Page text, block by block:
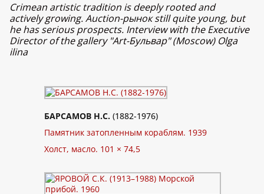
Crimean artistic tradition is deeply rooted and
actively growing. Auction-рынок still quite young, but
he has serious prospects. Interview with the Executive
Director of the gallery "Art-Бульвар" (Moscow) Olga
ilina
БАРСАМОВ Н.С. (1882-1976)
Памятник затопленным кораблям. 1939
Холст, масло. 101 × 74,5